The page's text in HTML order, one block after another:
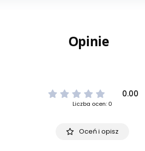
Opinie
0.00
Liczba ocen: 0
Oceń i opisz